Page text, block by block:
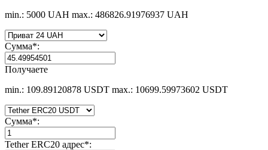
min.: 5000 UAH max.: 486826.91976937 UAH
Сумма*:
Получаете
min.: 109.89120878 USDT max.: 10699.59973602 USDT
Сумма*:
Tether ERC20 адрес*: